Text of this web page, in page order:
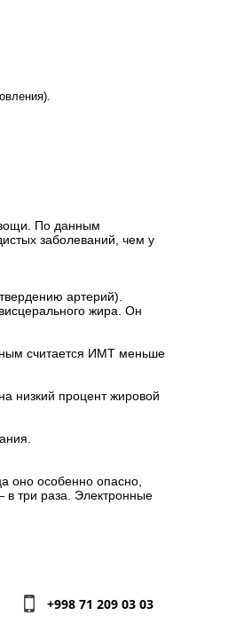
По данным
заболеваний, чем у
артерий).
жира. Он
считается ИМТ меньше
низкий процент жировой
оно особенно опасно,
в три раза. Электронные
+998 71 209 03 03